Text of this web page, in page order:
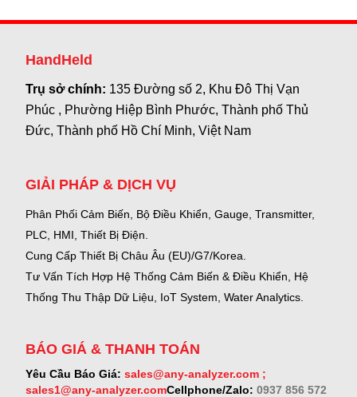
HandHeld
Trụ sở chính: 135 Đường số 2, Khu Đô Thị Vạn
Phúc , Phường Hiệp Bình Phước, Thành phố Thủ
Đức, Thành phố Hồ Chí Minh, Việt Nam
GIẢI PHÁP & DỊCH VỤ
Phân Phối Cảm Biến, Bộ Điều Khiển, Gauge, Transmitter,
PLC, HMI, Thiết Bị Điện.
Cung Cấp Thiết Bị Châu Âu (EU)/G7/Korea.
Tư Vấn Tích Hợp Hệ Thống Cảm Biến & Điều Khiển, Hệ
Thống Thu Thập Dữ Liệu, IoT System, Water Analytics.
BÁO GIÁ & THANH TOÁN
Yêu Cầu Báo Giá: sales@any-analyzer.com ;
sales1@any-analyzer.comCellphone/Zalo: 0937 856 572